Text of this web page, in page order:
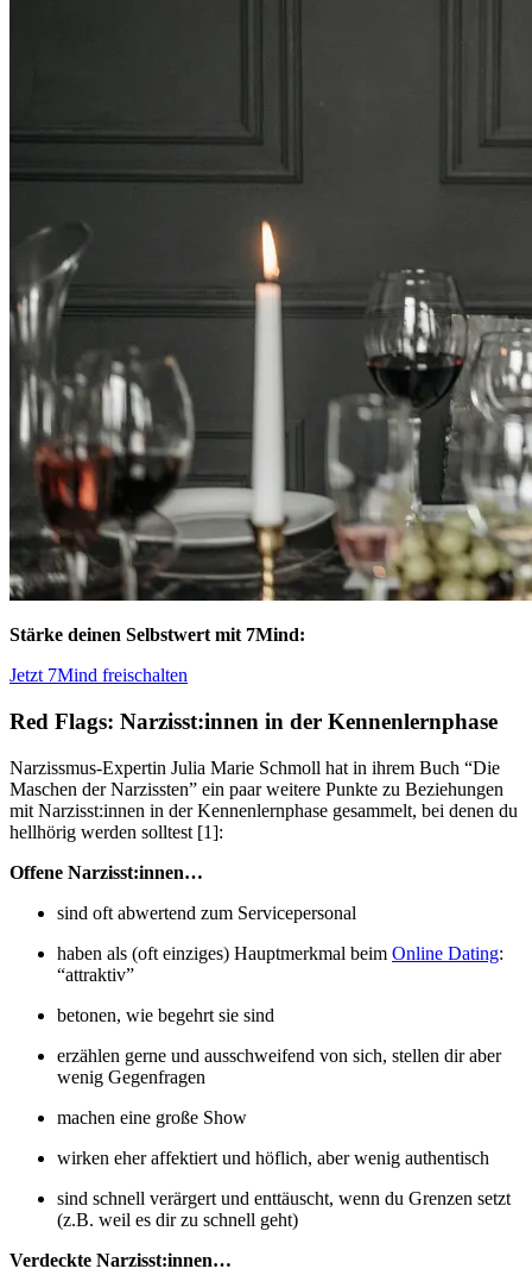
Stärke deinen Selbstwert mit 7Mind:
Jetzt 7Mind freischalten
Red Flags: Narzisst:innen in der Kennenlernphase
Narzissmus-Expertin Julia Marie Schmoll hat in ihrem Buch “Die
Maschen der Narzissten” ein paar weitere Punkte zu Beziehungen
mit Narzisst:innen in der Kennenlernphase gesammelt, bei denen du
hellhörig werden solltest [1]:
Offene Narzisst:innen…
sind oft abwertend zum Servicepersonal
haben als (oft einziges) Hauptmerkmal beim Online Dating:
“attraktiv”
betonen, wie begehrt sie sind
erzählen gerne und ausschweifend von sich, stellen dir aber
wenig Gegenfragen
machen eine große Show
wirken eher affektiert und höflich, aber wenig authentisch
sind schnell verärgert und enttäuscht, wenn du Grenzen setzt
(z.B. weil es dir zu schnell geht)
Verdeckte Narzisst:innen…